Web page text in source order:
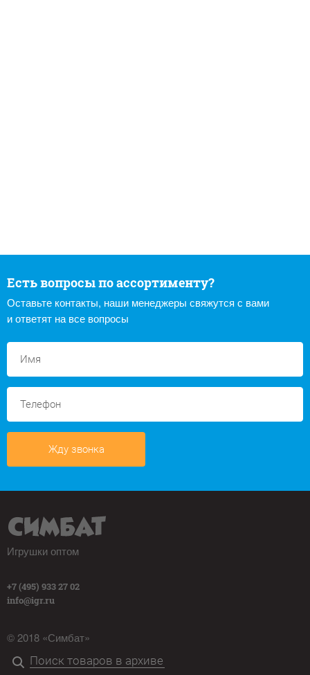
Есть вопросы по ассортименту?
Оставьте контакты, наши менеджеры свяжутся с вами
и ответят на все вопросы
Жду звонка
Игрушки оптом
+7 (495) 933 27 02
info@igr.ru
© 2018 «Симбат»